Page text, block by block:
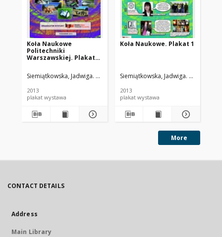
Koła Naukowe
Politechniki
Warszawskiej. Plakat
Siemiątkowska, Jadwiga. Oprac.
Wojnowska, Dorota. Oprac.Graf.
2013
plakat wystawa
Koła Naukowe. Plakat 1
Siemiątkowska, Jadwiga. Oprac.
2013
plakat wystawa
More
CONTACT DETAILS
Address
Main Library